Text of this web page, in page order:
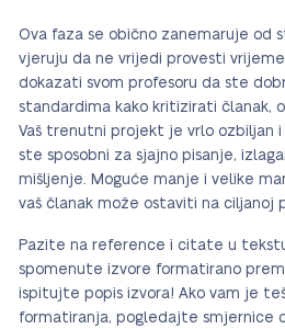
Ova faza se obično zanemaruje od
vjeruju da ne vrijedi provesti
dokazati svom profesoru da ste
standardima kako kritizirati članak,
Vaš trenutni projekt je vrlo ozbiljan
ste sposobni za sjajno pisanje,
mišljenje. Moguće manje i velike
vaš članak može ostaviti na ciljanoj
Pazite na reference i citate u
spomenute izvore formatirano
ispitujte popis izvora! Ako vam je
formatiranja, pogledajte smjernice